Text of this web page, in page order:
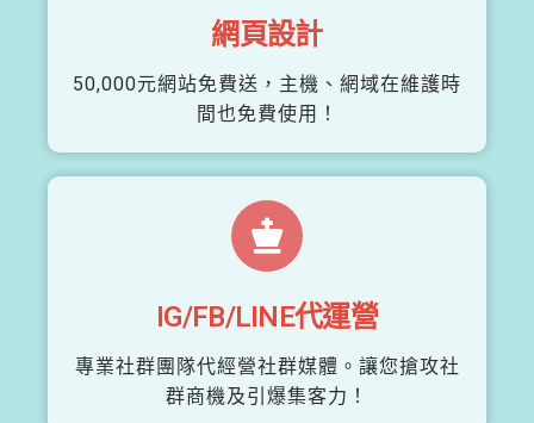
網頁設計
50,000元網站免費送，主機、網域在維護時
間也免費使用！
IG/FB/LINE代運營
專業社群團隊代經營社群媒體。讓您搶攻社
群商機及引爆集客力！